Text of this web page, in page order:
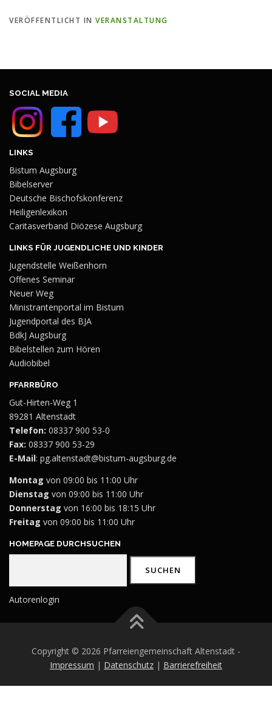
VERÖFFENTLICHT IN VERANSTALTUNG
SOCIAL MEDIA
LINKS
Bistum Augsburg
Bibelserver
Deutsche Bischofskonferenz
Heiligenlexikon
Caritasverband Diözese Augsburg
LINKS FÜR JUGENDLICHE UND KINDER
Jugendstelle Weißenhorn
Offenes Seminar
Neuer Weg
Ministrantenportal im Bistum
Jugendportal des BJA
BdkJ Augsburg
Bibelstellen zum Hören
Audiobibel
PFARRBÜRO
Gut-Hirten-Weg 1
89281 Altenstadt
Telefon: 08337 900 53-0
Fax: 08337 900 53-29
E-Mail: pg.altenstadt@bistum-augsburg.de
Montag von 09:00 bis 11:00 Uhr
Dienstag von 09:00 bis 11:00 Uhr
Donnerstag von 16:00 bis 18:15 Uhr
Freitag von 09:00 bis 11:00 Uhr
HOMEPAGE DURCHSUCHEN
SUCHEN
Autorenlogin
Copyright © 2026 Pfarreiengemeinschaft Altenstadt -
Impressum | Datenschutz | Barrierefreiheit